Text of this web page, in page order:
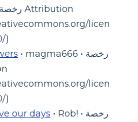
licen
)
• magma666 • رخصة
licen
)
our days • Rob! • رخصة